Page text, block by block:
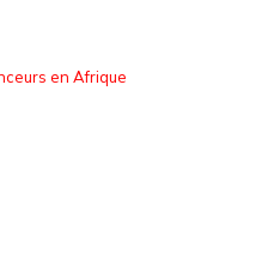
en Afrique